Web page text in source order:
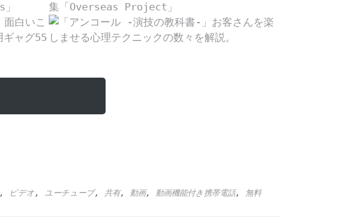
, ビデオ, ユーチューブ, 共有, 動画, 動画機能付き携帯電話, 無料